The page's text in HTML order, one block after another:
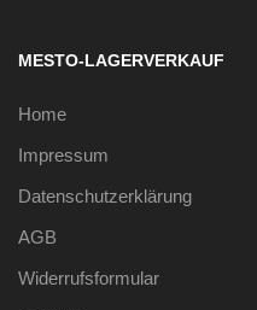
MESTO-LAGERVERKAUF
Home
Impressum
Datenschutzerklärung
AGB
Widerrufsformular